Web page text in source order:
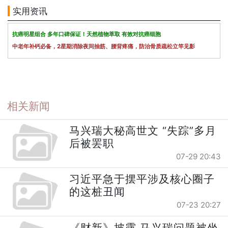
实用资讯
抗癌明星组合 多年口碑保证！天然植物萃取 有效对抗癌细胞
中老年补钙必备，2星期消除夜间抽筋、腰背疼痛，防治骨质疏松立竿见影
相关新闻
马兴瑞大秘高世文 “失踪”多月
后被罢职
07-29 20:43
习近平急于摆平涉及核心圈子
的这桩丑闻
07-23 20:27